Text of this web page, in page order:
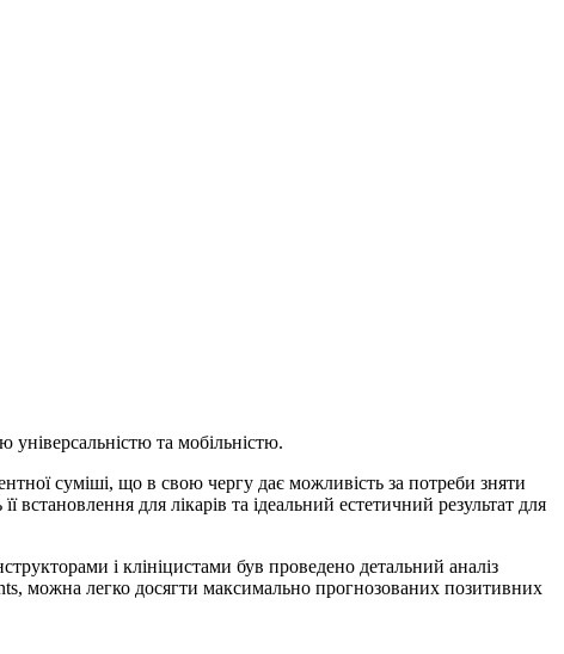
та мобільністю.
суміші, що в свою чергу дає можливість за потреби зняти
для лікарів та ідеальний естетичний результат для
і клініцистами був проведено детальний аналіз
можна легко досягти максимально прогнозованих позитивних